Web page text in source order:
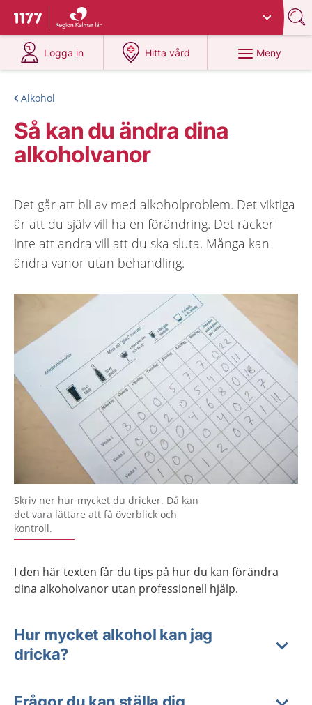
Till startsidan för 1177
Du har valt region
Logga in
på 1177.se
Hitta vård
på 1177.se
Meny
Alkohol
Så kan du ändra dina
alkoholvanor
Det går att bli av med alkoholproblem. Det viktiga
är att du själv vill ha en förändring. Det räcker
inte att andra vill att du ska sluta. Många kan
ändra vanor utan behandling.
Skriv ner hur mycket du dricker. Då kan
det vara lättare att få överblick och
kontroll.
I den här texten får du tips på hur du kan förändra
dina alkoholvanor utan professionell hjälp.
Hur mycket alkohol kan jag
dricka?
Frågor du kan ställa dig